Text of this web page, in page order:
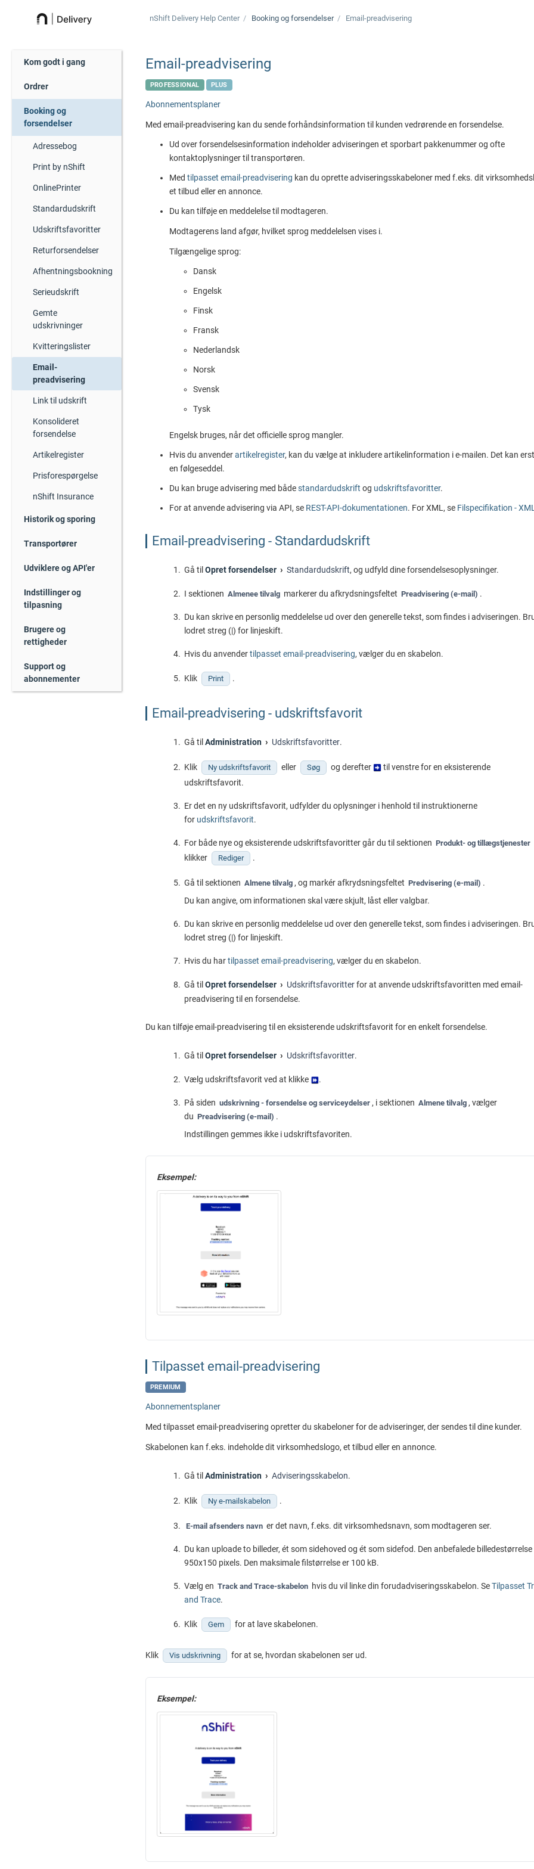
Kom godt i gang
Ordrer
Booking og
forsendelser
Adressebog
Print by nShift
OnlinePrinter
Standardudskrift
Udskriftsfavoritter
Returforsendelser
Afhentningsbookning
Serieudskrift
Gemte
udskrivninger
Kvitteringslister
Email-
preadvisering
Link til udskrift
Konsolideret
forsendelse
Artikelregister
Prisforespørgelse
nShift Insurance
Historik og sporing
Transportører
Udviklere og API'er
Indstillinger og
tilpasning
Brugere og
rettigheder
Support og
abonnementer
nShift DeliveryHelp Center Booking og forsendelser Email-preadvisering
Email-preadvisering
PROFESSIONAL PLUS
Abonnementsplaner
Med email-preadvisering kan du sende forhåndsinformation til kunden vedrørende en forsendelse.
Ud over forsendelsesinformation indeholder adviseringen et sporbart pakkenummer og ofte
kontaktoplysninger til transportøren.
Med tilpasset email-preadvisering kan du oprette adviseringsskabeloner med f.eks. dit
et tilbud eller en annonce.
Du kan tilføje en meddelelse til modtageren.
Modtagerens land afgør, hvilket sprog meddelelsen vises i.
Tilgængelige sprog:
Dansk
Engelsk
Finsk
Fransk
Nederlandsk
Norsk
Svensk
Tysk
Engelsk bruges, når det officielle sprog mangler.
Hvis du anvenderartikelregister, kan du vælge at inkludere artikelinformation i e-mailen. Det kan
en følgeseddel.
Du kan bruge advisering med bådestandardudskrift og udskriftsfavoritter.
For at anvende advisering via API, se REST-API-dokumentationen. For XML, se Filspecifikation -
Email-preadvisering - Standardudskrift
Gå tilOpret forsendelser Standardudskrift, og udfyld dine forsendelsesoplysninger.
I sektionen Almenee tilvalg markerer du afkrydsningsfeltet Preadvisering (e-mail) .
Du kan skrive en personlig meddelelse ud over den generelle tekst, som findes i adviseringen.
lodret streg (|) for linjeskift.
Hvis du anvendertilpasset email-preadvisering, vælger du en skabelon.
Klik Print .
Email-preadvisering - udskriftsfavorit
Gå tilAdministration Udskriftsfavoritter.
Klik Ny udskriftsfavorit eller Søg og derefter
til venstre for en eksisterende
udskriftsfavorit.
Er det en ny udskriftsfavorit, udfylder du oplysninger i henhold til instruktionerne
for udskriftsfavorit.
For både nye og eksisterende udskriftsfavoritter går du til sektionen Produkt- og tillægstjenester
klikker
Rediger .
Gå til sektionen Almene tilvalg , og markér afkrydsningsfeltet Predvisering (e-mail) .
Du kan angive, om informationen skal være skjult, låst eller valgbar.
Du kan skrive en personlig meddelelse ud over den generelle tekst, som findes i adviseringen.
lodret streg (|) for linjeskift.
Hvis du hartilpasset email-preadvisering, vælger du en skabelon.
Gå tilOpret forsendelser Udskriftsfavoritterfor at anvende udskriftsfavoritten med email-
preadvisering til en forsendelse.
Du kan tilføje email-preadvisering til en eksisterende udskriftsfavorit for en enkelt forsendelse.
Gå tilOpret forsendelser Udskriftsfavoritter.
Vælg udskriftsfavorit ved at klikke .
På siden udskrivning - forsendelse og serviceydelser , i sektionen Almene tilvalg , vælger
du Preadvisering (e-mail) .
Indstillingen gemmes ikke i udskriftsfavoriten.
Eksempel:
Tilpasset email-preadvisering
PREMIUM
Abonnementsplaner
Med tilpasset email-preadvisering opretter du skabeloner for de adviseringer, der sendes til dine kunder.
Skabelonen kan f.eks. indeholde dit virksomhedslogo, et tilbud eller en annonce.
Gå tilAdministration Adviseringsskabelon.
Klik Ny e-mailskabelon .
E-mail afsenders navn er det navn, f.eks. dit virksomhedsnavn, som modtageren ser.
Du kan uploade to billeder, ét som sidehoved og ét som sidefod. Den anbefalede billedestørrelse
950x150 pixels. Den maksimale filstørrelse er 100 kB.
Vælg en Track and Trace-skabelon hvis du vil linke din forudadviseringsskabelon. SeTilpasset
and Trace.
Klik Gem for at lave skabelonen.
Klik Vis udskrivning for at se, hvordan skabelonen ser ud.
Eksempel: